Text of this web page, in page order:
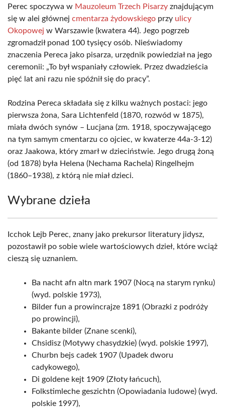
Perec spoczywa w Mauzoleum Trzech Pisarzy znajdującym
się w alei głównej cmentarza żydowskiego przy ulicy
Okopowej w Warszawie (kwatera 44). Jego pogrzeb
zgromadził ponad 100 tysięcy osób. Nieświadomy
znaczenia Pereca jako pisarza, urzędnik powiedział na jego
ceremonii: „To był wspaniały człowiek. Przez dwadzieścia
pięć lat ani razu nie spóźnił się do pracy”.
Rodzina Pereca składała się z kilku ważnych postaci: jego
pierwsza żona, Sara Lichtenfeld (1870, rozwód w 1875),
miała dwóch synów – Lucjana (zm. 1918, spoczywającego
na tym samym cmentarzu co ojciec, w kwaterze 44a-3-12)
oraz Jaakowa, który zmarł w dzieciństwie. Jego drugą żoną
(od 1878) była Helena (Nechama Rachela) Ringelhejm
(1860–1938), z którą nie miał dzieci.
Wybrane dzieła
Icchok Lejb Perec, znany jako prekursor literatury jidysz,
pozostawił po sobie wiele wartościowych dzieł, które wciąż
cieszą się uznaniem.
Ba nacht afn altn mark 1907 (Nocą na starym rynku)
(wyd. polskie 1973),
Bilder fun a prowincrajze 1891 (Obrazki z podróży
po prowincji),
Bakante bilder (Znane scenki),
Chsidisz (Motywy chasydzkie) (wyd. polskie 1997),
Churbn bejs cadek 1907 (Upadek dworu
cadykowego),
Di goldene kejt 1909 (Złoty łańcuch),
Folkstimleche geszichtn (Opowiadania ludowe) (wyd.
polskie 1997),